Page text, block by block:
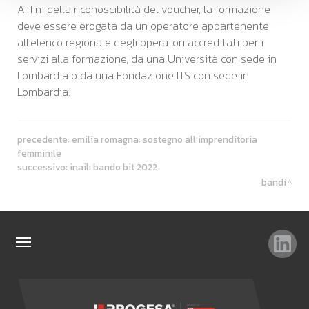
Ai fini della riconoscibilità del voucher, la formazione
deve essere erogata da un operatore appartenente
all’elenco regionale degli operatori accreditati per i
servizi alla formazione, da una Università con sede in
Lombardia o da una Fondazione ITS con sede in
Lombardia.
precedente: emilia romagna: sostegno all’imprenditoria
femminile
successivo: inail: bando bit 2022
bandi